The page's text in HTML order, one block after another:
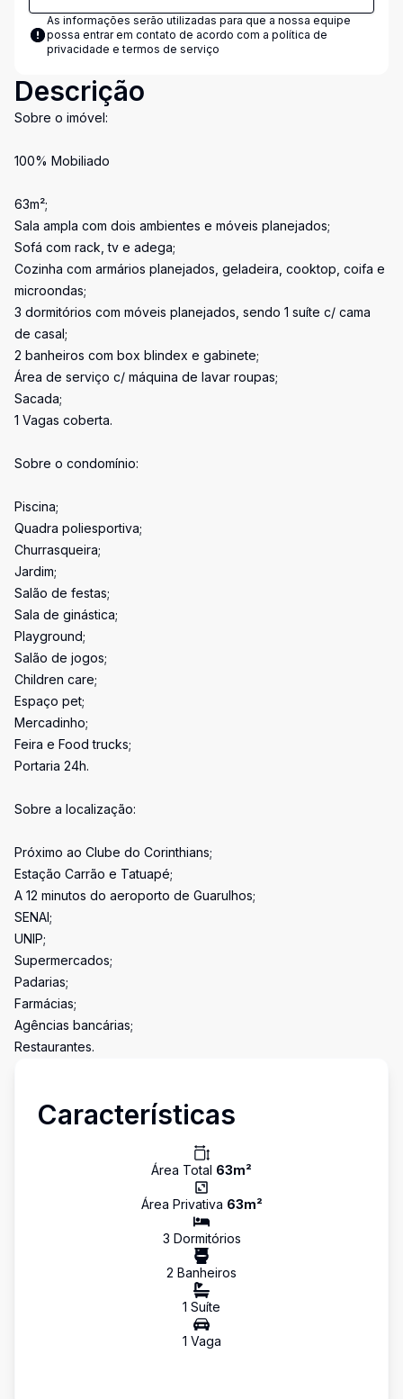
As informações serão utilizadas para que a nossa equipe
possa entrar em contato de acordo com a política de
privacidade e termos de serviço
Descrição
Sobre o imóvel:
100% Mobiliado
63m²;
Sala ampla com dois ambientes e móveis planejados;
Sofá com rack, tv e adega;
Cozinha com armários planejados, geladeira, cooktop, coifa e
microondas;
3 dormitórios com móveis planejados, sendo 1 suíte c/ cama
de casal;
2 banheiros com box blindex e gabinete;
Área de serviço c/ máquina de lavar roupas;
Sacada;
1 Vagas coberta.
Sobre o condomínio:
Piscina;
Quadra poliesportiva;
Churrasqueira;
Jardim;
Salão de festas;
Sala de ginástica;
Playground;
Salão de jogos;
Children care;
Espaço pet;
Mercadinho;
Feira e Food trucks;
Portaria 24h.
Sobre a localização:
Próximo ao Clube do Corinthians;
Estação Carrão e Tatuapé;
A 12 minutos do aeroporto de Guarulhos;
SENAI;
UNIP;
Supermercados;
Padarias;
Farmácias;
Agências bancárias;
Restaurantes.
Características
Área Total 63m²
Área Privativa 63m²
3 Dormitórios
2 Banheiros
1 Suíte
1 Vaga